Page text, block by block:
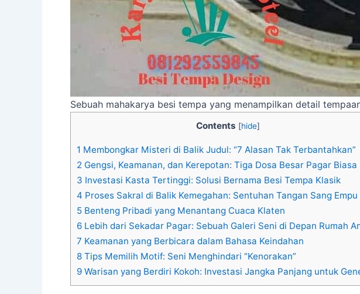
Sebuah mahakarya besi tempa yang menampilkan detail
Contents [hide]
1 Membongkar Misteri di Balik Judul: “7 Alasan Tak Terbantahkan”
2 Gengsi, Keamanan, dan Kerepotan: Tiga Dosa Besar Pagar Biasa
3 Investasi Kasta Tertinggi: Solusi Bernama Besi Tempa Klasik
4 Proses Sakral di Balik Kemegahan: Sentuhan Tangan Sang Empu
5 Benteng Pribadi yang Menantang Cuaca Klaten
6 Lebih dari Sekadar Pagar: Sebuah Galeri Seni di Depan Rumah
7 Keamanan yang Berbicara dalam Bahasa Keindahan
8 Tips Memilih Motif: Seni Menghindari “Kenorakan”
9 Warisan yang Berdiri Kokoh: Investasi Jangka Panjang untuk